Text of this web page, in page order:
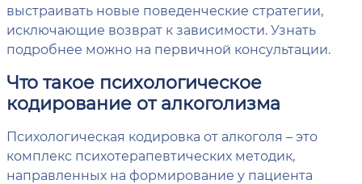
выстраивать новые поведенческие стратегии,
исключающие возврат к зависимости. Узнать
подробнее можно на первичной консультации.
Что такое психологическое
кодирование от алкоголизма
Психологическая кодировка от алкоголя – это
комплекс психотерапевтических методик,
направленных на формирование у пациента